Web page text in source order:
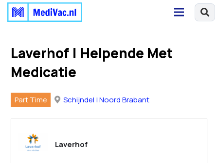
Laverhof | Helpende Met
Medicatie
Part Time Schijndel | Noord Brabant
Laverhof